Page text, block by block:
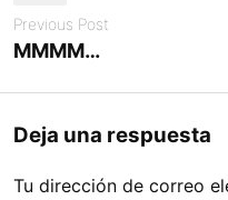
Previous Post
MMMM…
Deja una respuesta
Tu dirección de correo